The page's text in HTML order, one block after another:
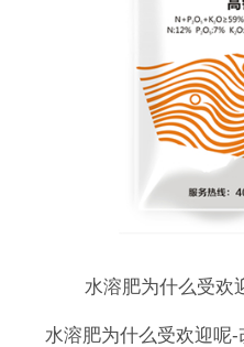
水溶肥为什么受欢
水溶肥为什么受欢迎呢-